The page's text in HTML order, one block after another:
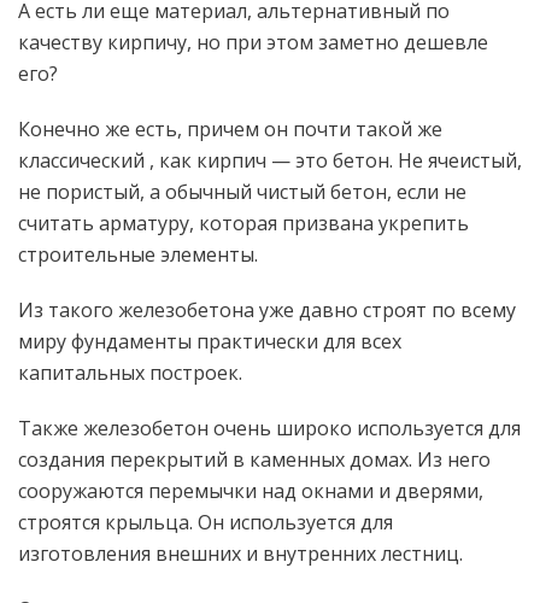
А есть ли еще материал, альтернативный по
качеству кирпичу, но при этом заметно дешевле
его?
Конечно же есть, причем он почти такой же
классический , как кирпич — это бетон. Не ячеистый,
не пористый, а обычный чистый бетон, если не
считать арматуру, которая призвана укрепить
строительные элементы.
Из такого железобетона уже давно строят по всему
миру фундаменты практически для всех
капитальных построек.
Также железобетон очень широко используется для
создания перекрытий в каменных домах. Из него
сооружаются перемычки над окнами и дверями,
строятся крыльца. Он используется для
изготовления внешних и внутренних лестниц.